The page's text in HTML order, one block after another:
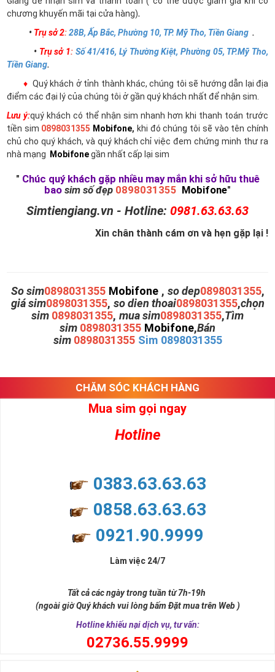
chương khuyến mãi tại cửa hàng).
• Trụ sở 2:28B, Ấp Bắc, Phường 10, TP. Mỹ Tho, Tiền Giang .
• Trụ sở 1: Số 41/416, Lý Thường Kiệt, Phường 05, TP.Mỹ Tho,
Tiền Giang.
♦ Quý khách ở tỉnh thành khác, chúng tôi sẽ hướng dẫn lại địa
điểm các đại lý của chúng tôi ở gần quý khách nhất để nhận sim.
Lưu ý:quý khách có thể nhận sim nhanh hơn khi thanh toán trước
tiền sim 0898031355 Mobifone, khi đó chúng tôi sẽ vào tên chính
chủ cho quý khách, và quý khách chỉ việc đem chứng minh thư ra
nhà mạng
Mobifonegần nhất cấp lại sim
" Chúc quý khách gặp nhiều may mắn khi sở hữu thuê
bao sim số đẹp 0898031355 Mobifone"
Simtiengiang.vn - Hotline: 0981.63.63.63
Xin chân thành cám ơn và hẹn gặp lại !
So sim0898031355 Mobifone , so dep0898031355,
giá sim0898031355, so dien thoai0898031355,chọn
sim 0898031355, mua sim0898031355,Tìm
sim 0898031355 Mobifone,Bán
sim 0898031355 Sim 0898031355
CHĂM SÓC KHÁCH HÀNG
Mua sim gọi ngay
Hotline
0383.63.63.63
0858.63.63.63
0921.90.9999
Làm việc 24/7
Tất cả các ngày trong tuần từ 7h-19h
(ngoài giờ Quý khách vui lòng bấm Đặt mua trên Web )
Hotline khiếu nại dịch vụ, tư vấn:
02736.55.9999